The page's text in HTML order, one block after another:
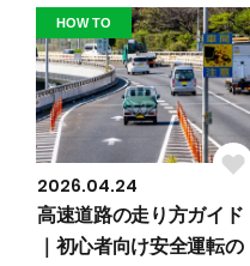
2026.04.24
高速道路の走り方ガイド
｜初心者向け安全運転の
HOW TO